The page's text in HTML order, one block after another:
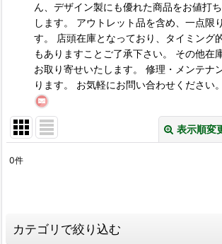
ん、デザイン製にも優れた商品をお値打
します。 アウトレット品を含め、一点限
す。 店頭在庫となっており、タイミング
もありますことご了承下さい。 その他在
お取り寄せいたします。 修理・メンテナ
ります。 お気軽にお問い合わせください。
表示順変
0件
カテゴリで絞り込む